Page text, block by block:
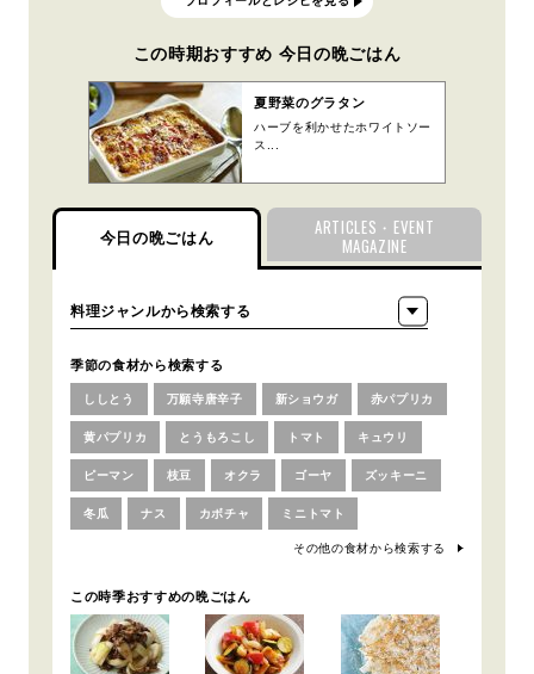
この時期おすすめ 今日の晩ごはん
夏野菜のグラタン
ハーブを利かせたホワイトソー
ス...
今日の晩ごはん
ARTICLES・EVENT
MAGAZINE
季節の食材から検索する
ししとう 万願寺唐辛子 新ショウガ 赤パプリカ
黄パプリカ とうもろこし トマト キュウリ
ピーマン 枝豆 オクラ ゴーヤ ズッキーニ
冬瓜 ナス カボチャ ミニトマト
その他の食材から検索する
この時季おすすめの晩ごはん